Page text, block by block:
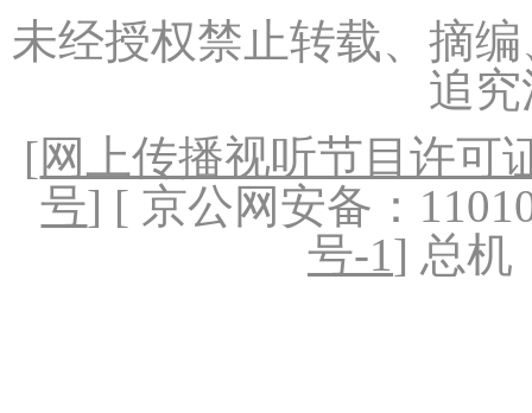
未经授权禁止转载、摘
追
[网上传播视听节目许可
号] [ 京公网安备：
号-1] 总机